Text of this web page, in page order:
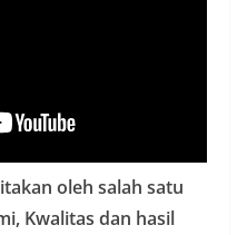
oleh salah satu
Kwalitas dan hasil